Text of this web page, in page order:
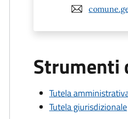
Strumenti
Tutela
Tutela giurisdizionale